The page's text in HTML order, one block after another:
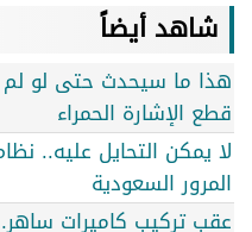
شاهد أيضاً
هذا ما سيحدث حتى لو
قطع الإشارة الحمراء
لا يمكن التحايل عليه..
المرور السعودية
عقب تركيب كاميرات